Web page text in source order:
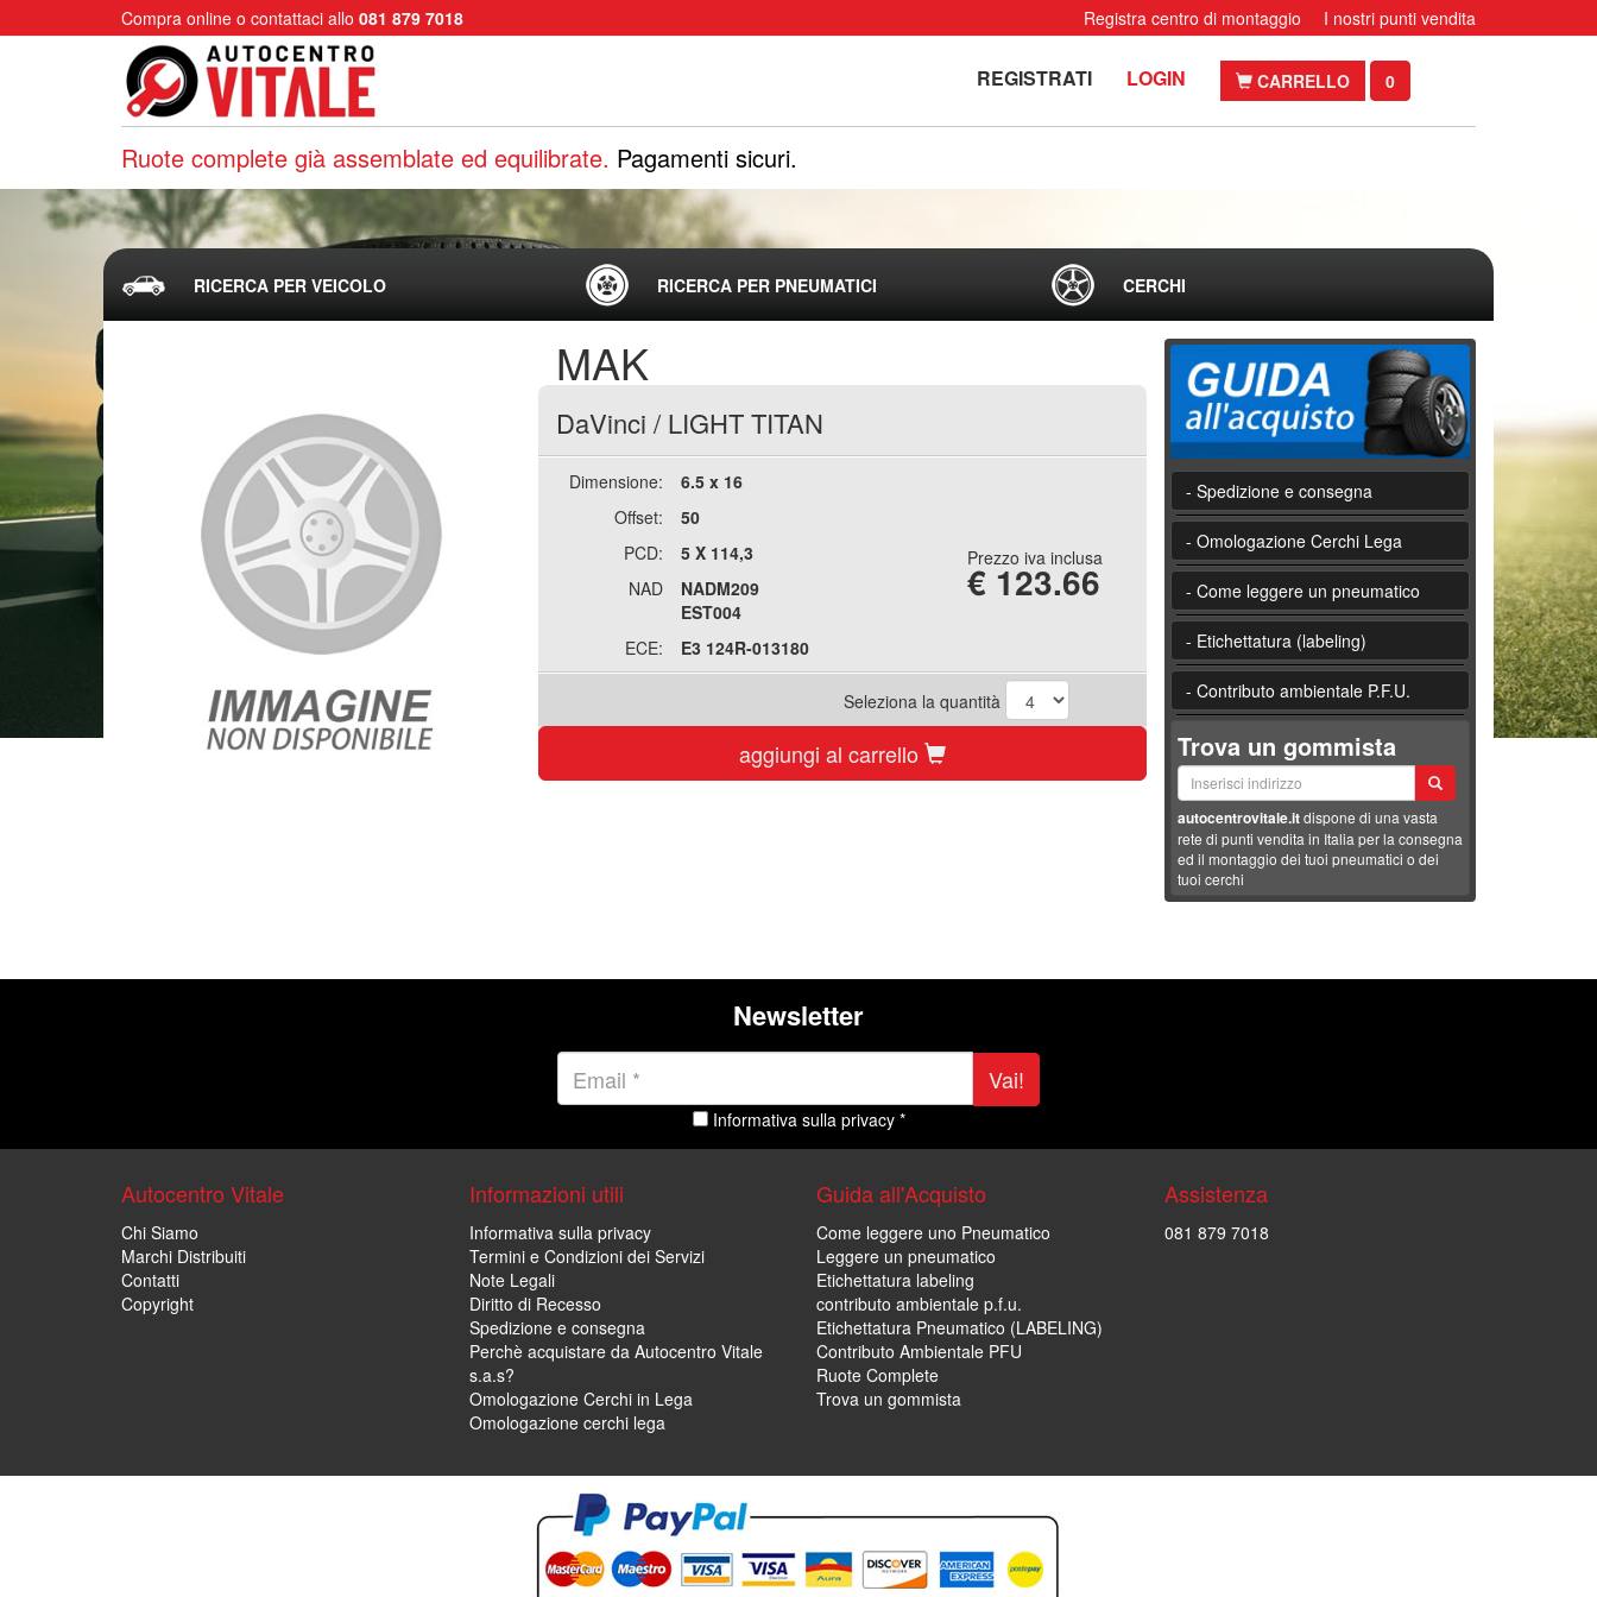
Compra online o contattaci allo 081 879 7018 Registra centro di montaggio I nostri punti vendita
REGISTRATI LOGIN CARRELLO 0
Ruote complete già assemblate ed equilibrate. Pagamenti sicuri.
RICERCA PER VEICOLO RICERCA PER PNEUMATICI CERCHI
MAK
DaVinci / LIGHT TITAN
Dimensione:
6.5 x 16
Offset:
50
PCD:
5 X 114,3
NAD
NADM209
EST004
ECE:
E3 124R-013180
Prezzo iva inclusa
€ 123.66
Seleziona la quantità
aggiungi al carrello
- Spedizione e consegna
- Omologazione Cerchi Lega
- Come leggere un pneumatico
- Etichettatura (labeling)
- Contributo ambientale P.F.U.
Trova un gommista
autocentrovitale.itdispone di una vasta
rete di punti vendita in Italia per la consegna
ed il montaggio dei tuoi pneumatici o dei
tuoi cerchi
Newsletter
Vai!
Informativa sulla privacy *
Autocentro Vitale
Chi Siamo
Marchi Distribuiti
Contatti
Copyright
Informazioni utili
Informativa sulla privacy
Termini e Condizioni dei Servizi
Note Legali
Diritto di Recesso
Spedizione e consegna
Perchè acquistare da Autocentro Vitale
s.a.s?
Omologazione Cerchi in Lega
Omologazione cerchi lega
Guida all'Acquisto
Come leggere uno Pneumatico
Leggere un pneumatico
Etichettatura labeling
contributo ambientale p.f.u.
Etichettatura Pneumatico (LABELING)
Contributo Ambientale PFU
Ruote Complete
Trova un gommista
Assistenza
081 879 7018